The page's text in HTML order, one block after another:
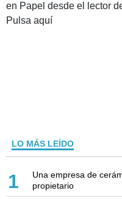
en Papel desde el lector
Pulsa aquí
LO MÁS LEÍDO
1
Una empresa de
propietario